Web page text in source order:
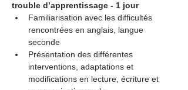
trouble d’apprentissage - 1 jour
Familiarisation avec les difficultés
rencontrées en anglais, langue
seconde
Présentation des différentes
interventions, adaptations et
modifications en lecture, écriture et